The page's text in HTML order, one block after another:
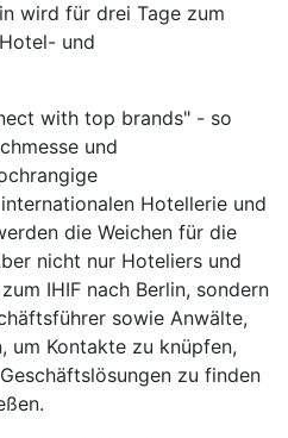
wird für drei Tage zum
und
with top brands" - so
und
Hotellerie und
die Weichen für die
nicht nur Hoteliers und
IHIF nach Berlin, sondern
sowie Anwälte,
um Kontakte zu knüpfen,
zu finden